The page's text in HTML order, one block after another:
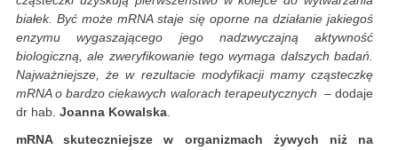
białek. Być może mRNA staje się oporne na działanie jakiegoś
enzymu wygaszającego jego nadzwyczajną aktywność
biologiczną, ale zweryfikowanie tego wymaga dalszych badań.
Najważniejsze, że w rezultacie modyfikacji mamy cząsteczkę
mRNA o bardzo ciekawych walorach terapeutycznych – dodaje
dr hab. Joanna Kowalska.
mRNA skuteczniejsze w organizmach żywych niż na